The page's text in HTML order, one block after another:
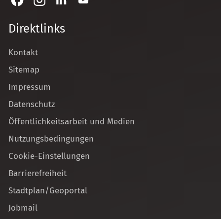
Direktlinks
Kontakt
Sitemap
Impressum
Datenschutz
Öffentlichkeitsarbeit und Medien
Nutzungsbedingungen
Cookie-Einstellungen
Barrierefreiheit
Stadtplan/Geoportal
Jobmail